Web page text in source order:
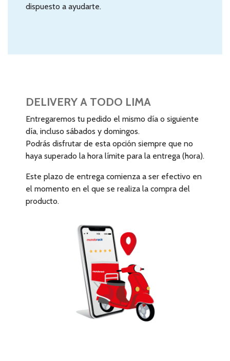
dispuesto a ayudarte.
DELIVERY A TODO LIMA
Entregaremos tu pedido el mismo día o siguiente
día, incluso sábados y domingos.
Podrás disfrutar de esta opción siempre que no
haya superado la hora límite para la entrega (hora).
Este plazo de entrega comienza a ser efectivo en
el momento en el que se realiza la compra del
producto.